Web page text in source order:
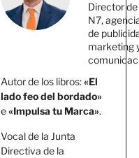
Director de
N7,
de
marketing
Autor de los libros:«El
lado feo del bordado»
e«Impulsa tu Marca».
Vocal de la Junta
Directiva de la